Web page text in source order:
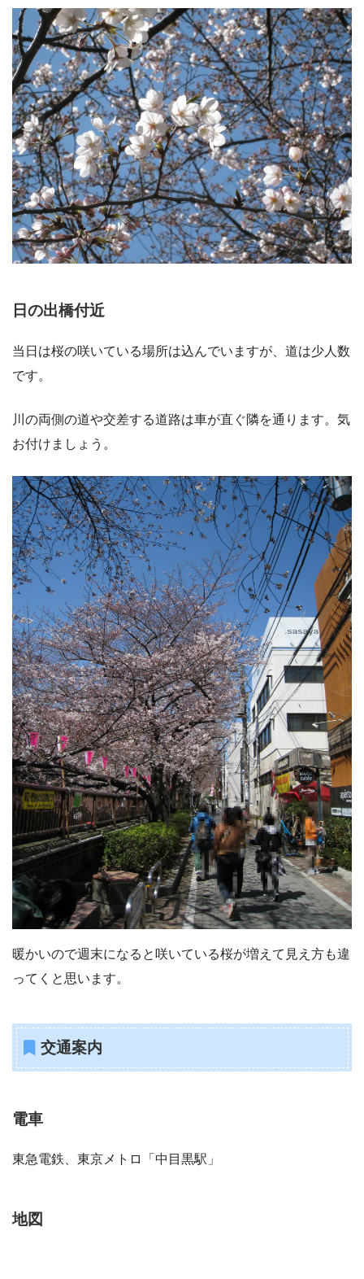
日の出橋付近
当日は桜の咲いている場所は込んでいますが、道は少人数
です。
川の両側の道や交差する道路は車が直ぐ隣を通ります。気
お付けましょう。
暖かいので週末になると咲いている桜が増えて見え方も違
ってくと思います。
交通案内
電車
東急電鉄、東京メトロ「中目黒駅」
地図